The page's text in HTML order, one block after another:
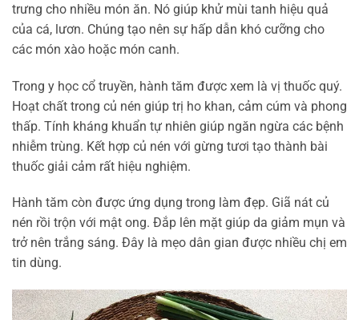
trưng cho nhiều món ăn. Nó giúp khử mùi tanh hiệu quả
của cá, lươn. Chúng tạo nên sự hấp dẫn khó cưỡng cho
các món xào hoặc món canh.
Trong y học cổ truyền, hành tăm được xem là vị thuốc quý.
Hoạt chất trong củ nén giúp trị ho khan, cảm cúm và phong
thấp. Tính kháng khuẩn tự nhiên giúp ngăn ngừa các bệnh
nhiễm trùng. Kết hợp củ nén với gừng tươi tạo thành bài
thuốc giải cảm rất hiệu nghiệm.
Hành tăm còn được ứng dụng trong làm đẹp. Giã nát củ
nén rồi trộn với mật ong. Đắp lên mặt giúp da giảm mụn và
trở nên trắng sáng. Đây là mẹo dân gian được nhiều chị em
tin dùng.